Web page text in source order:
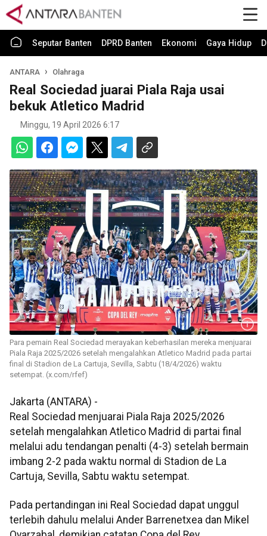
Seputar Banten DPRD Banten Ekonomi Gaya Hidup
ANTARA Olahraga
Real Sociedad juarai Piala Raja usai
bekuk Atletico Madrid
Minggu, 19 April 2026 6:17
Para pemain Real Sociedad merayakan keberhasilan mereka menjuarai
Piala Raja 2025/2026 setelah mengalahkan Atletico Madrid pada partai
final di Stadion de La Cartuja, Sevilla, Sabtu (18/4/2026) waktu
setempat. (x.com/rfef)
Jakarta (ANTARA) -
Real Sociedad menjuarai Piala Raja 2025/2026
setelah mengalahkan Atletico Madrid di partai final
melalui adu tendangan penalti (4-3) setelah bermain
imbang 2-2 pada waktu normal di Stadion de La
Cartuja, Sevilla, Sabtu waktu setempat.
Pada pertandingan ini Real Sociedad dapat unggul
terlebih dahulu melalui Ander Barrenetxea dan Mikel